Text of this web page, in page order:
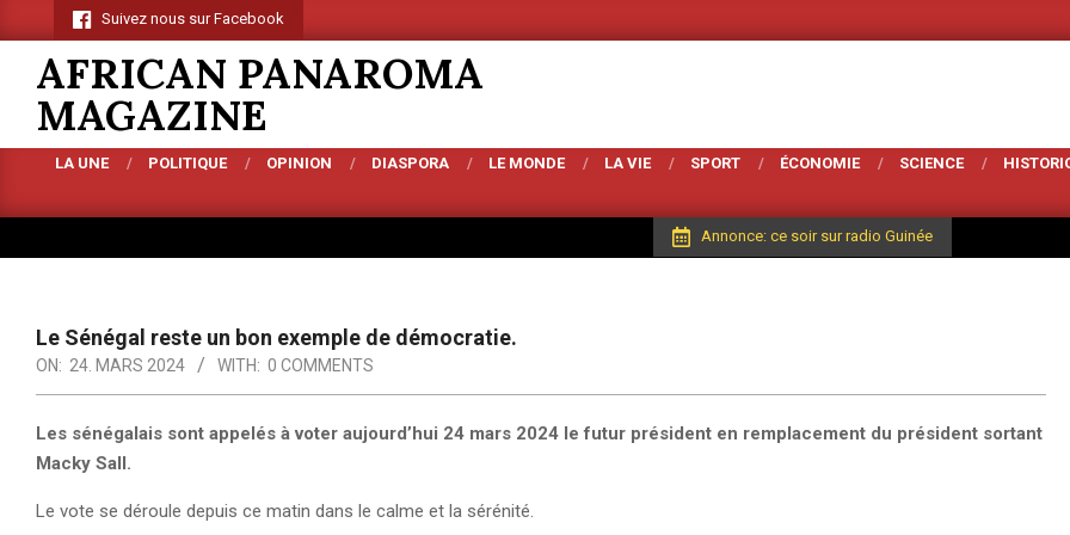
to
content
Suivez nous sur Facebook Votre
AFRICAN PANAROMA
MAGAZINE
Menu
LA UNE POLITIQUE OPINION DIASPORA LE MONDE LA VIE SPORT ÉCONOMIE SCIENCE
Annonce: ce soir sur radio Guinée
Le Sénégal reste un bon exemple de démocratie.
ON: 24. MARS 2024 WITH: 0 COMMENTS
Les sénégalais sont appelés à voter aujourd’hui 24 mars 2024 le futur président en remplacement du président sortant
Macky Sall.
Le vote se déroule depuis ce matin dans le calme et la sérénité.